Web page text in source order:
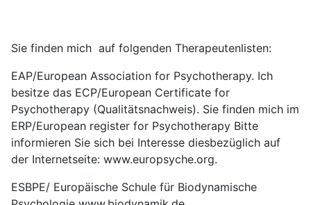
Sie finden mich auf folgenden Therapeutenlisten:
EAP/European Association for Psychotherapy. Ich
besitze das ECP/European Certificate for
Psychotherapy (Qualitätsnachweis). Sie finden mich im
ERP/European register for Psychotherapy Bitte
informieren Sie sich bei Interesse diesbezüglich auf
der Internetseite: www.europsyche.org.
ESBPE/ Europäische Schule für Biodynamische